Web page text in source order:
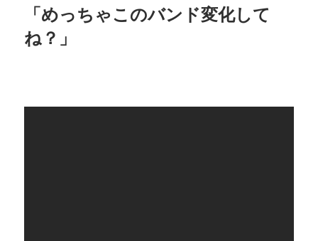
「めっちゃこのバンド変化して
ね？」